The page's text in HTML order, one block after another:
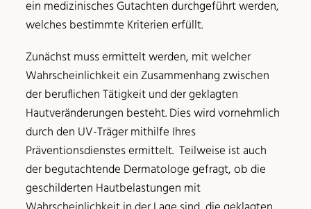
ein medizinisches Gutachten durchgeführt werden,
welches bestimmte Kriterien erfüllt.
Zunächst muss ermittelt werden, mit welcher
Wahrscheinlichkeit ein Zusammenhang zwischen
der beruflichen Tätigkeit und der geklagten
Hautveränderungen besteht. Dies wird vornehmlich
durch den UV-Träger mithilfe Ihres
Präventionsdienstes ermittelt. Teilweise ist auch
der begutachtende Dermatologe gefragt, ob die
geschilderten Hautbelastungen mit